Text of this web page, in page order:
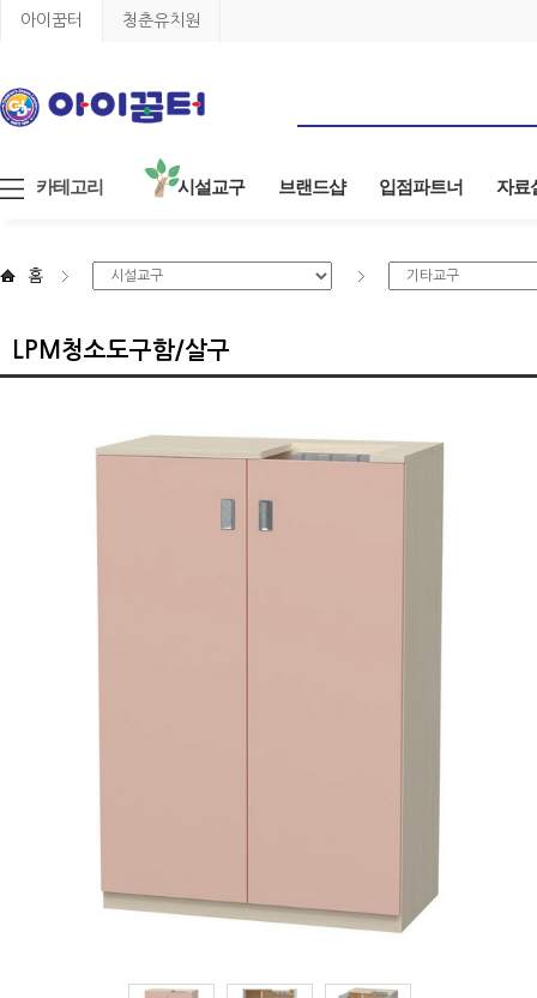
아이꿈터 청춘유치원
카테고리 시설교구 브랜드샵 입점파트너 자료
홈
LPM청소도구함/살구